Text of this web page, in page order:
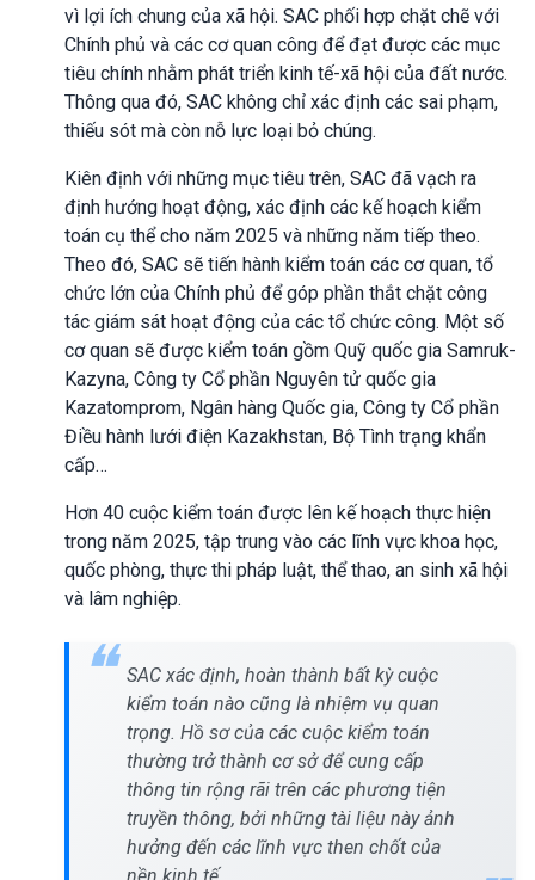
vì lợi ích chung của xã hội. SAC phối hợp chặt chẽ với
Chính phủ và các cơ quan công để đạt được các mục
tiêu chính nhằm phát triển kinh tế-xã hội của đất nước.
Thông qua đó, SAC không chỉ xác định các sai phạm,
thiếu sót mà còn nỗ lực loại bỏ chúng.
Kiên định với những mục tiêu trên, SAC đã vạch ra
định hướng hoạt động, xác định các kế hoạch kiểm
toán cụ thể cho năm 2025 và những năm tiếp theo.
Theo đó, SAC sẽ tiến hành kiểm toán các cơ quan, tổ
chức lớn của Chính phủ để góp phần thắt chặt công
tác giám sát hoạt động của các tổ chức công. Một số
cơ quan sẽ được kiểm toán gồm Quỹ quốc gia Samruk-
Kazyna, Công ty Cổ phần Nguyên tử quốc gia
Kazatomprom, Ngân hàng Quốc gia, Công ty Cổ phần
Điều hành lưới điện Kazakhstan, Bộ Tình trạng khẩn
cấp…
Hơn 40 cuộc kiểm toán được lên kế hoạch thực hiện
trong năm 2025, tập trung vào các lĩnh vực khoa học,
quốc phòng, thực thi pháp luật, thể thao, an sinh xã hội
và lâm nghiệp.
SAC xác định, hoàn thành bất kỳ cuộc
kiểm toán nào cũng là nhiệm vụ quan
trọng. Hồ sơ của các cuộc kiểm toán
thường trở thành cơ sở để cung cấp
thông tin rộng rãi trên các phương tiện
truyền thông, bởi những tài liệu này ảnh
hưởng đến các lĩnh vực then chốt của
nền kinh tế.